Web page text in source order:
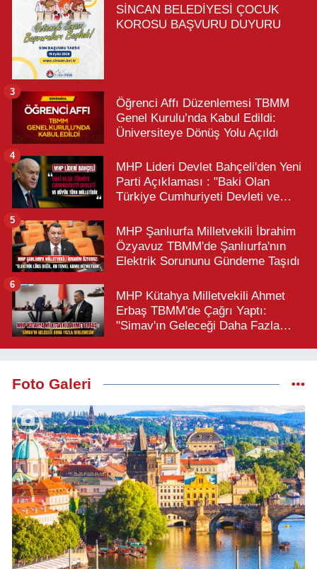
SİNCAN BELEDİYESİ ÇOCUK
KOROSU BAŞVURU DUYURU
Öğrenci Affı Düzenlemesi TBMM
Genel Kurulu’nda Kabul Edildi:
Üniversiteye Dönüş Yolu Açıldı
3
MHP Lideri Devlet Bahçeli'den Yeni
Parti Açıklaması : "Baki Olan
Türkiye Cumhuriyeti Devleti ve
4
MHP Şanlıurfa Milletvekili İbrahim
Özyavuz TBMM'de Şanlıurfa'nın
Elektrik Sorununu Gündeme Taşıdı
5
MHP Kütahya Milletvekili Ahmet
Erbaş TBMM'de Çağrı Yaptı:
"Simav'ın Geleceği Daha Fazla
6
Foto Galeri